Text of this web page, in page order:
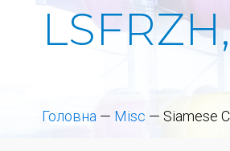
Головна — Misc — Siamese